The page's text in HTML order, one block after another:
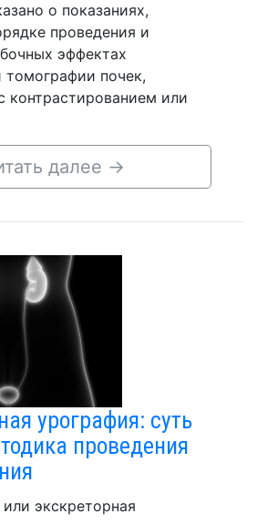
о показаниях,
проведения и
эффектах
почек,
контрастированием или
далее →
урография: суть
проведения
экскреторная